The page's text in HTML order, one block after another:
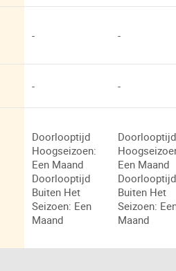
- -
- -
Doorlooptijd
Hoogseizoen:
Een Maand
Doorlooptijd
Buiten Het
Seizoen: Een
Maand
Doorlooptijd
Een Maand
Doorlooptijd
Buiten Het
Seizoen:
Maand